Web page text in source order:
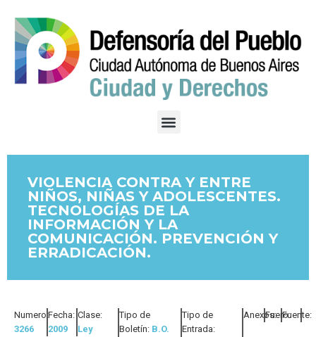
VIOLENCIA CONTRA Y ENTRE
NIÑOS, NIÑAS Y ADOLESCENTES.
TECNOLOGÍAS DE LA
INFORMACIÓN Y LA
COMUNICACIÓN. PREVENCIÓN Y
ERRADICACIÓN.
Numero:
3266
Fecha:
2009
Clase:
Ley
Tipo de
Boletín: B.O.
Tipo de
Entrada:
Anexos:Fuero:Fuente: